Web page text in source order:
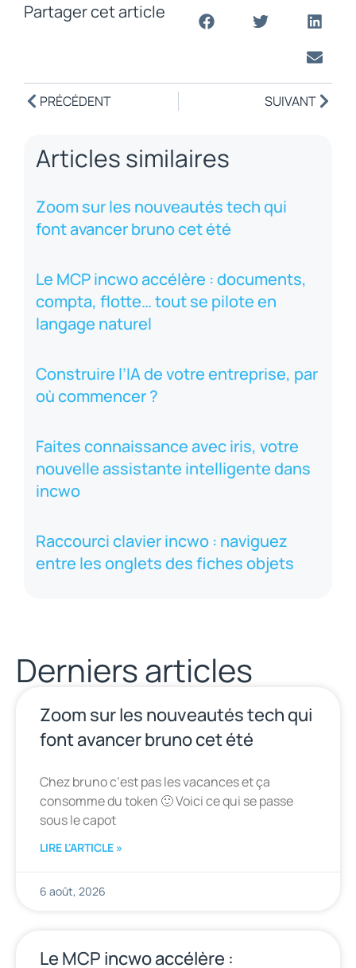
Articles similaires
Zoom sur les nouveautés tech qui
font avancer bruno cet été
Le MCP incwo accélère : documents,
compta, flotte… tout se pilote en
langage naturel
Construire l’IA de votre entreprise, par
où commencer ?
Faites connaissance avec iris, votre
nouvelle assistante intelligente dans
incwo
Raccourci clavier incwo : naviguez
entre les onglets des fiches objets
Partager cet article
PRÉCÉDENT SUIVANT
Derniers articles
Zoom sur les nouveautés tech qui
font avancer bruno cet été
Chez bruno c’est pas les vacances et ça
consomme du token 🙂 Voici ce qui se passe
sous le capot
LIRE L'ARTICLE »
6 août, 2026
Le MCP incwo accélère :